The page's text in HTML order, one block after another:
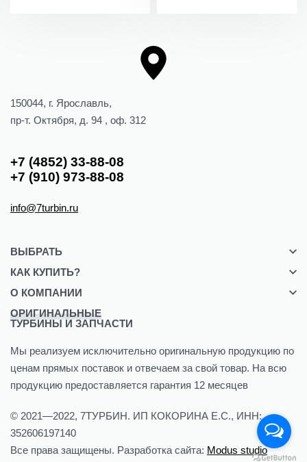
150044, г. Ярославль,
пр-т. Октября, д. 94 , оф. 312
+7 (4852) 33-88-08
+7 (910) 973-88-08
info@7turbin.ru
ВЫБРАТЬ
Турбины
Форсунки
КАК КУПИТЬ?
Оплата
Доставка
Гарантия
Возврат
О КОМПАНИИ
Партнерам
Где купить?
ОРИГИНАЛЬНЫЕ
ТУРБИНЫ И ЗАПЧАСТИ
Мы реализуем исключительно оригинальную продукцию по
ценам прямых поставок и отвечаем за свой товар. На всю
продукцию предоставляется гарантия 12 месяцев
© 2021—2022, 7ТУРБИН. ИП КОКОРИНА Е.С., ИНН:
352606197140
Все права защищены. Разработка сайта: Modus studio